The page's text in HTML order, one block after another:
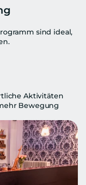
sind ideal,
Aktivitäten
Bewegung